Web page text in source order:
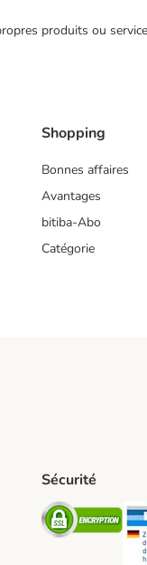
produits ou
Shopping
Bonnes affaires
Avantages
bitiba-Abo
Catégorie
Sécurité